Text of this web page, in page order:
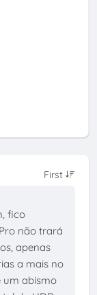
fico
não trará
apenas
a mais no
um abismo